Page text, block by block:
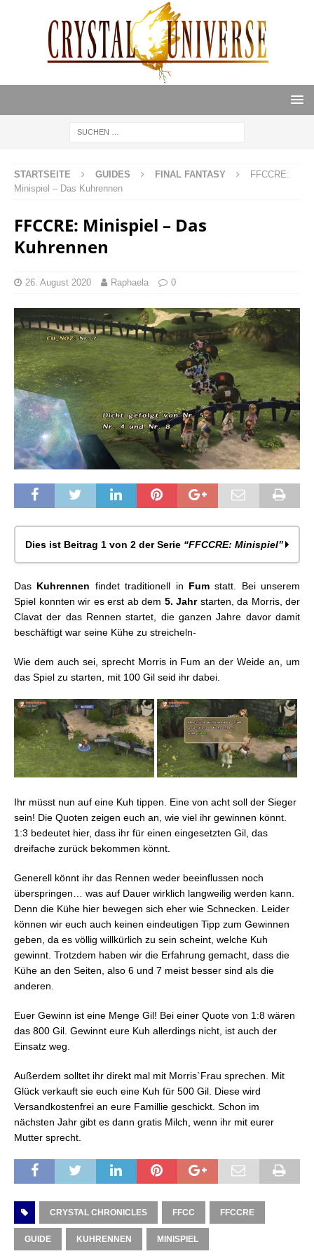
STARTSEITE GUIDES FINAL FANTASY
FFCCRE:
Minispiel – Das Kuhrennen
FFCCRE: Minispiel – Das
Kuhrennen
26. August 2020 Raphaela 0
Dies ist Beitrag 1 von 2 der Serie “FFCCRE: Minispiel”
FFCCRE: Minispiel – Das Kuhrennen
FFCCRE: Minispiel -Selkie Springen
Das Kuhrennen findet traditionell in Fumstatt. Bei unserem
Spiel konnten wir es erst ab dem 5. Jahrstarten, da Morris, der
Clavat der das Rennen startet, die ganzen Jahre davor damit
beschäftigt war seine Kühe zu streicheln-
Wie dem auch sei, sprecht Morris in Fum an der Weide an, um
das Spiel zu starten, mit 100 Gil seid ihr dabei.
Ihr müsst nun auf eine Kuh tippen. Eine von acht soll der Sieger
sein! Die Quoten zeigen euch an, wie viel ihr gewinnen könnt.
1:3 bedeutet hier, dass ihr für einen eingesetzten Gil, das
dreifache zurück bekommen könnt.
Generell könnt ihr das Rennen weder beeinflussen noch
überspringen… was auf Dauer wirklich langweilig werden kann.
Denn die Kühe hier bewegen sich eher wie Schnecken. Leider
können wir euch auch keinen eindeutigen Tipp zum Gewinnen
geben, da es völlig willkürlich zu sein scheint, welche Kuh
gewinnt. Trotzdem haben wir die Erfahrung gemacht, dass die
Kühe an den Seiten, also 6 und 7 meist besser sind als die
anderen.
Euer Gewinn ist eine Menge Gil! Bei einer Quote von 1:8 wären
das 800 Gil. Gewinnt eure Kuh allerdings nicht, ist auch der
Einsatz weg.
Außerdem solltet ihr direkt mal mit Morris`Frau sprechen. Mit
Glück verkauft sie euch eine Kuh für 500 Gil. Diese wird
Versandkostenfrei an eure Famillie geschickt. Schon im
nächsten Jahr gibt es dann gratis Milch, wenn ihr mit eurer
Mutter sprecht.
CRYSTAL CHRONICLES FFCC FFCCRE
GUIDE KUHRENNEN MINISPIEL